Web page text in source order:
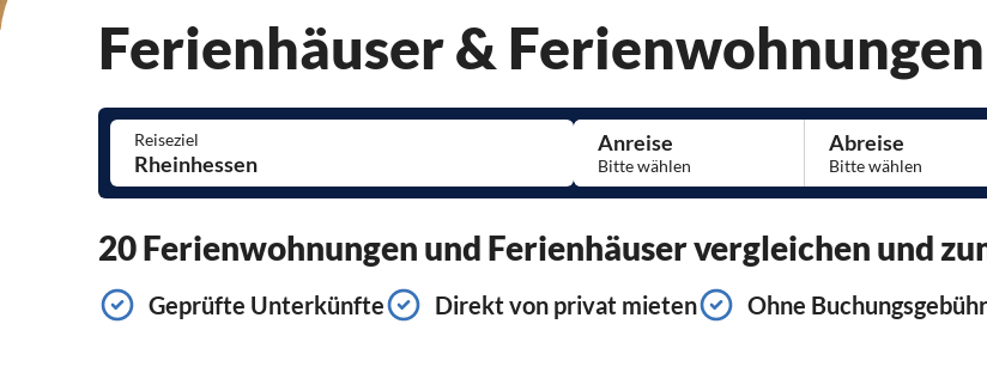
Ferienhäuser & Ferienwohnungen
Reiseziel Anreise Abreise
20 Ferienwohnungen und Ferienhäuser vergleichen und
Geprüfte Unterkünfte Direkt von privat mieten Ohne Buchungsgebühr